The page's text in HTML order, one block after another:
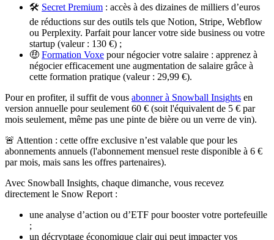
🛠️ Secret Premium : accès à des dizaines de milliers d’euros
de réductions sur des outils tels que Notion, Stripe, Webflow
ou Perplexity. Parfait pour lancer votre side business ou votre
startup (valeur : 130 €) ;
🤑 Formation Voxe pour négocier votre salaire : apprenez à
négocier efficacement une augmentation de salaire grâce à
cette formation pratique (valeur : 29,99 €).
Pour en profiter, il suffit de vous abonner à Snowball Insights en
version annuelle pour seulement 60 € (soit l'équivalent de 5 € par
mois seulement, même pas une pinte de bière ou un verre de vin).
🚨 Attention : cette offre exclusive n’est valable que pour les
abonnements annuels (l'abonnement mensuel reste disponible à 6 €
par mois, mais sans les offres partenaires).
Avec Snowball Insights, chaque dimanche, vous recevez
directement le Snow Report :
une analyse d’action ou d’ETF pourboostervotre portefeuille
;
un décryptage économique clair qui peut impacter vos